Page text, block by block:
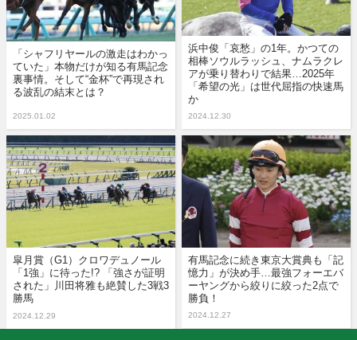
「シャフリヤールの激走はわかっ
ていた」本物だけが知る有馬記念
裏事情。そして“金杯”で再現され
る波乱の結末とは？
2025.01.02
浜中俊「哀愁」の1年。かつての
相棒ソウルラッシュ、ナムラクレ
アが乗り替わりで結果…2025年
「希望の光」は世代屈指の快速馬
か
2024.12.30
皐月賞（G1）クロワデュノール
「1強」に待った!? 「強さが証明
された」川田将雅も絶賛した3戦3
勝馬
2024.12.29
有馬記念に続き東京大賞典も「記
憶力」が決め手…最強フォーエバ
ーヤングから絞りに絞った2点で
勝負！
2024.12.27